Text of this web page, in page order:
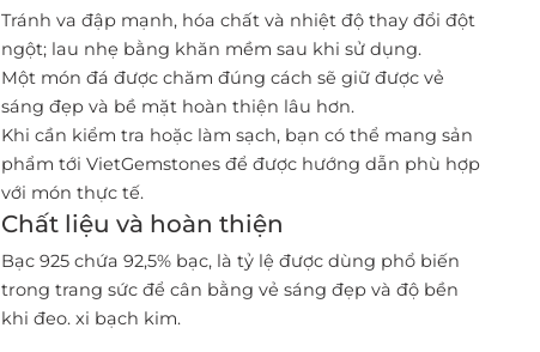
Tránh va đập mạnh, hóa chất và nhiệt độ thay đổi đột
ngột; lau nhẹ bằng khăn mềm sau khi sử dụng.
Một món đá được chăm đúng cách sẽ giữ được vẻ
sáng đẹp và bề mặt hoàn thiện lâu hơn.
Khi cần kiểm tra hoặc làm sạch, bạn có thể mang sản
phẩm tới VietGemstones để được hướng dẫn phù hợp
với món thực tế.
Chất liệu và hoàn thiện
Bạc 925 chứa 92,5% bạc, là tỷ lệ được dùng phổ biến
trong trang sức để cân bằng vẻ sáng đẹp và độ bền
khi đeo. xi bạch kim.